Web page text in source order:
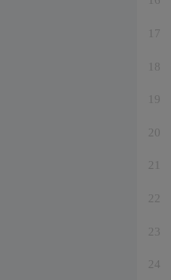
17
18
19
20
21
22
23
24